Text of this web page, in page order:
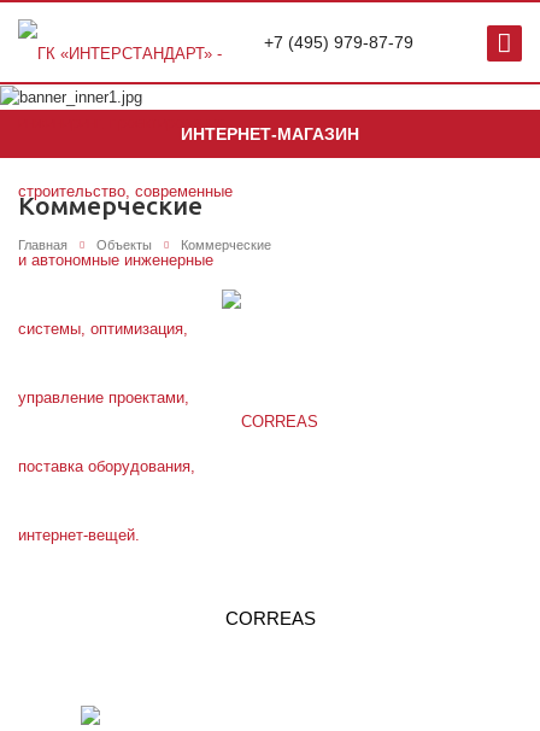
+7 (495) 979-87-79
ИНТЕРНЕТ-МАГАЗИН
Коммерческие
Главная Объекты Коммерческие
CORREAS